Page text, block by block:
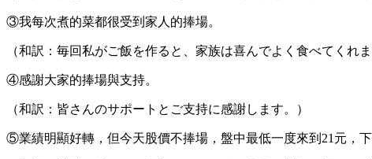
③我每次煮的菜都很受到家人的捧場。
（和訳：毎回私がご飯を作ると、家族は喜んでよく食べてくれま
④感謝大家的捧場與支持。
（和訳：皆さんのサポートとご支持に感謝します。）
⑤業績明顯好轉，但今天股價不捧場，盤中最低一度來到21元，下